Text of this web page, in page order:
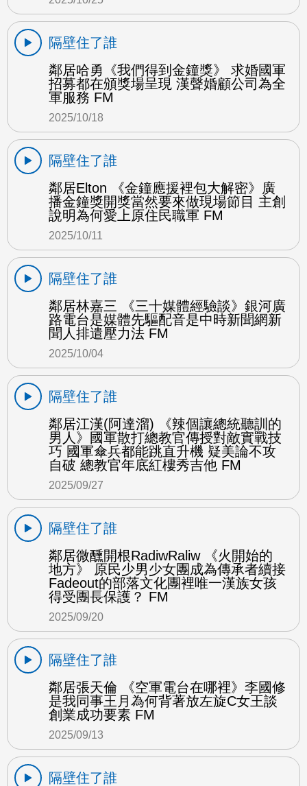
隔壁住了誰
鄰居哈勇《我們得到金鐘獎》 求婚國軍
招募都在頒獎場呈現 漢聲婚顧公司為全
軍服務 FM
2025/10/18
隔壁住了誰
鄰居Elton 《金鐘應援裡包大解密》廣
播金鐘獎開獎當然要來做現場節目 主創
說明為何愛上原住民職軍 FM
2025/10/11
隔壁住了誰
鄰居林嘉三 《三十媒體經驗談》銀河廣
路電台是媒體先驅配音是中時新聞網新
聞人排遣壓力法 FM
2025/10/04
隔壁住了誰
鄰居江漢(阿達溜) 《辣個讓總統聽訓的
男人》國軍散打總教官傳授對敵實戰技
巧 國軍傘兵都能跳直升機 疑美論不攻
自破 總教官年底紅樓秀吉他 FM
2025/09/27
隔壁住了誰
鄰居微醺開根RadiwRaliw 《火開始的
地方》 原民少男少女團成為傳承者續接
Fadeout的部落文化團裡唯一漢族女孩
得受團長保護？ FM
2025/09/20
隔壁住了誰
鄰居張天倫 《空軍電台在哪裡》李國修
是我同事王月為何背著放左旋C女王談
創業成功要素 FM
2025/09/13
隔壁住了誰